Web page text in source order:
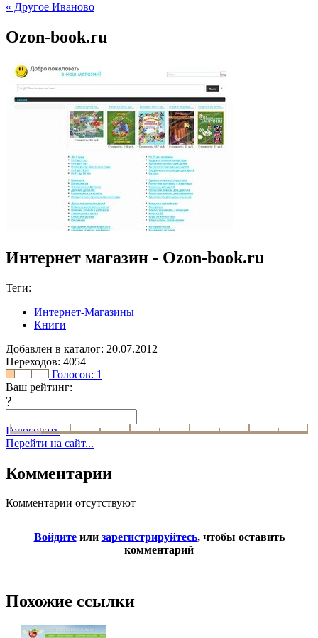
« Другое Иваново
Ozon-book.ru
Интернет магазин - Ozon-book.ru
Теги:
Интернет-Магазины
Книги
Добавлен в каталог: 20.07.2012
Переходов: 4054
Голосов: 1
Ваш рейтинг:
?
Голосовать
Перейти на сайт...
Комментарии
Комментарии отсутствуют
Войдитеили зарегистрируйтесь, чтобы оставить
комментарий
Похожие ссылки